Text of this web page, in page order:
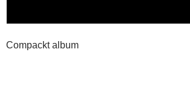
Compackt album